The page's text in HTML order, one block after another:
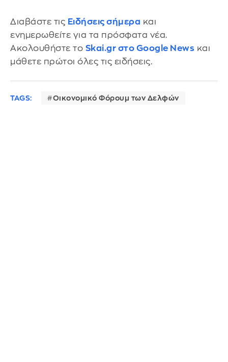
Διαβάστε τις Ειδήσεις σήμερα και
ενημερωθείτε για τα πρόσφατα νέα.
Ακολουθήστε το Skai.gr στο Google News και
μάθετε πρώτοι όλες τις ειδήσεις.
TAGS: Οικονομικό Φόρουμ των Δελφών